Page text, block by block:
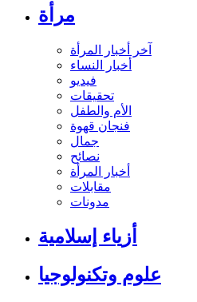
مرأة
آخر أخبار المرأة
أخبار النساء
فيديو
تحقيقات
الأم والطفل
فنجان قهوة
جمال
نصائح
أخبار المرأة
مقابلات
مدونات
أزياء إسلامية
علوم وتكنولوجيا